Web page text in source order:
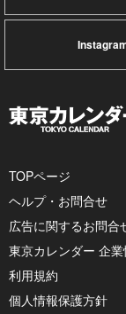
TOPページ
ヘルプ・お問合せ
広告に関するお問合
東京カレンダー 企業
利用規約
個人情報保護方針